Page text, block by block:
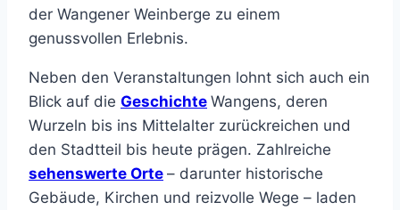
der Wangener Weinberge zu einem
genussvollen Erlebnis.
Neben den Veranstaltungen lohnt sich auch ein
Blick auf die Geschichte Wangens, deren
Wurzeln bis ins Mittelalter zurückreichen und
den Stadtteil bis heute prägen. Zahlreiche
sehenswerte Orte – darunter historische
Gebäude, Kirchen und reizvolle Wege – laden